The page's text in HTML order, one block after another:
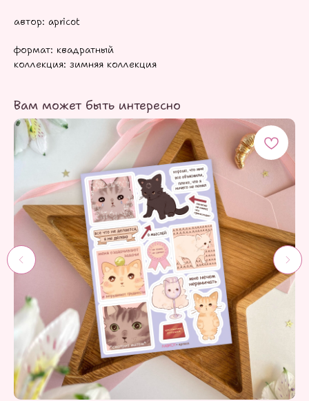
автор: apricot
формат: квадратный
коллекция: зимняя коллекция
Вам может быть интересно